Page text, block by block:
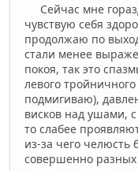
Сейчас мне
чувствую себя
продолжаю по
стали менее
покоя, так это
левого
подмигиваю),
висков над ушами,
то слабее
из-за чего
совершенно